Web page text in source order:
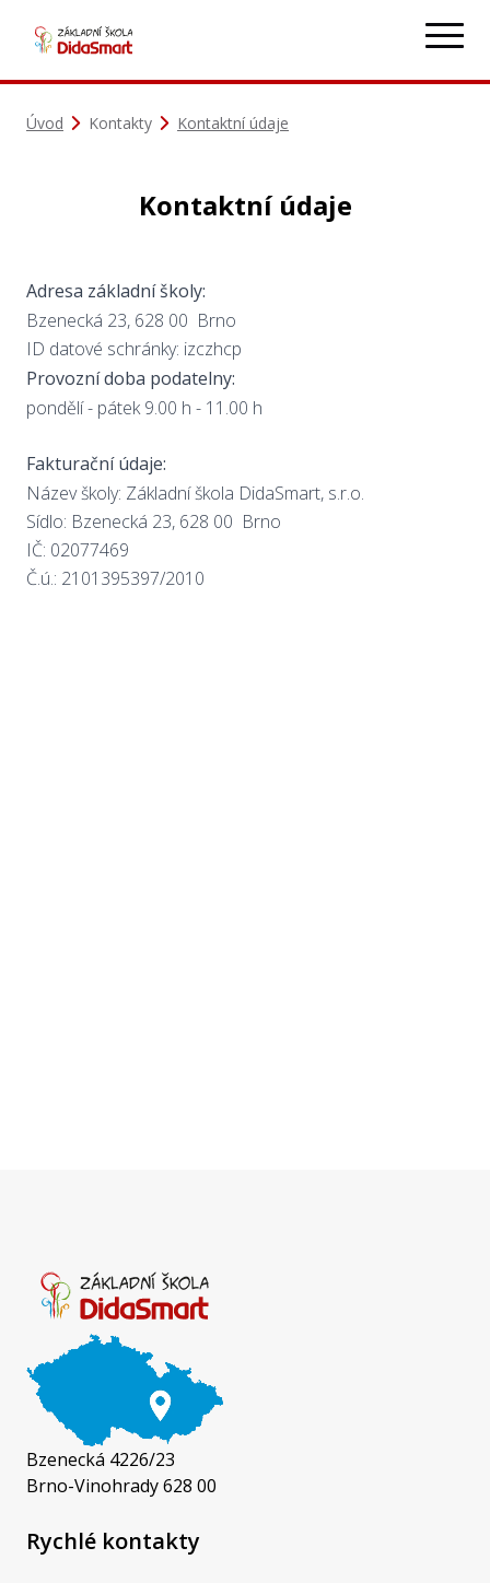
Úvod Kontakty Kontaktní údaje
Kontaktní údaje
Adresa základní školy:
Bzenecká 23, 628 00 Brno
ID datové schránky: izczhcp
Provozní doba podatelny:
pondělí - pátek 9.00 h - 11.00 h
Fakturační údaje:
Název školy: Základní škola DidaSmart, s.r.o.
Sídlo: Bzenecká 23, 628 00 Brno
IČ: 02077469
Č.ú.: 2101395397/2010
Bzenecká 4226/23
Brno-Vinohrady 628 00
Rychlé kontakty